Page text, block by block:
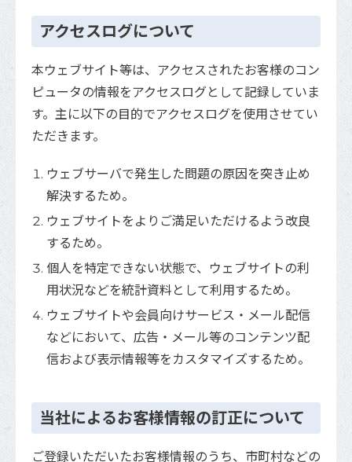
アクセスログについて
本ウェブサイト等は、アクセスされたお客様のコン
ピュータの情報をアクセスログとして記録していま
す。主に以下の目的でアクセスログを使用させてい
ただきます。
ウェブサーバで発生した問題の原因を突き止め
解決するため。
ウェブサイトをよりご満足いただけるよう改良
するため。
個人を特定できない状態で、ウェブサイトの利
用状況などを統計資料として利用するため。
ウェブサイトや会員向けサービス・メール配信
などにおいて、広告・メール等のコンテンツ配
信および表示情報等をカスタマイズするため。
当社によるお客様情報の訂正について
ご登録いただいたお客様情報のうち、市町村などの